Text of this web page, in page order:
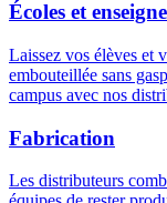
Écoles et
Laissez vos élèves et
embouteillée sans
campus avec nos
Fabrication
Les distributeurs